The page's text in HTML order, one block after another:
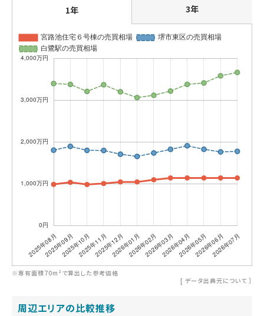
1年 3年
※専有面積70m²で算出した参考価格
[ データ出典元について ］
周辺エリアの比較推移